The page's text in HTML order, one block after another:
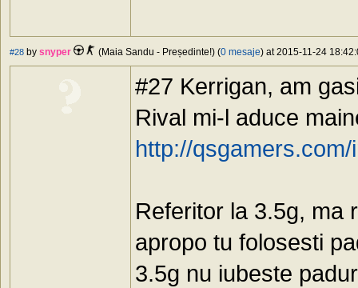
#28 by snyper (Maia Sandu - Președinte!) (0 mesaje) at 2015-11-24
#27 Kerrigan, am
Rival mi-l aduce
http://
Referitor la 3.5g, ma
apropo tu folosesti
3.5g nu iubeste